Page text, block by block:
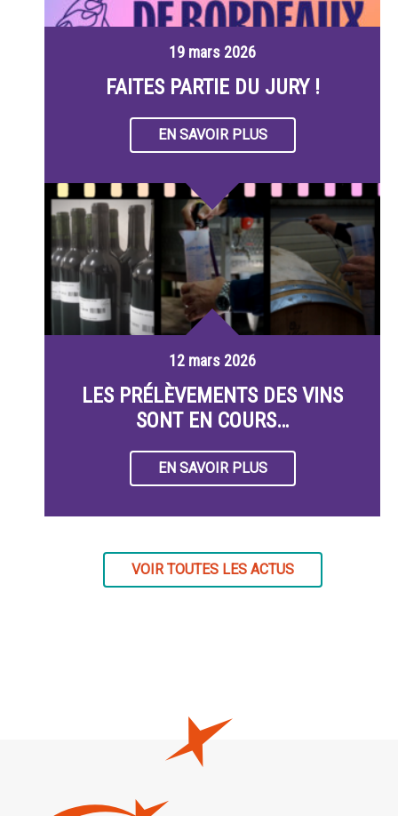
19 mars 2026
FAITES PARTIE DU JURY !
EN SAVOIR PLUS
12 mars 2026
LES PRÉLÈVEMENTS DES VINS
SONT EN COURS…
EN SAVOIR PLUS
VOIR TOUTES LES ACTUS